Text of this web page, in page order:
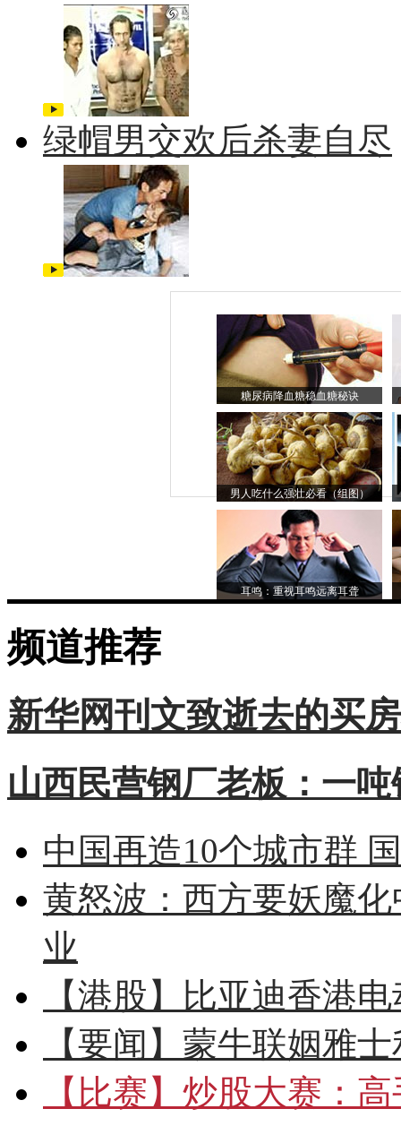
绿帽男交欢后杀妻自尽
糖尿病降血糖稳血糖秘诀
男人吃什么强壮必看（组图）
耳鸣：重视耳鸣远离耳聋
频道推荐
新华网刊文致逝去的买
山西民营钢厂老板：一
中国再造10个城市群
黄怒波：西方要妖魔
业
【港股】
比亚迪香港
【要闻】 蒙牛联姻雅
【比赛】 炒股大赛：高